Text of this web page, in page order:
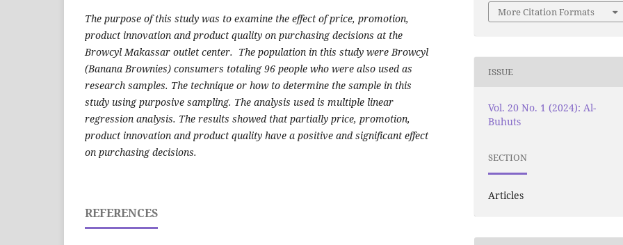
The purpose of this study was to examine the effect of price, promotion,
product innovation and product quality on purchasing decisions at the
Browcyl Makassar outlet center. The population in this study were Browcyl
(Banana Brownies) consumers totaling 96 people who were also used as
research samples. The technique or how to determine the sample in this
study using purposive sampling. The analysis used is multiple linear
regression analysis. The results showed that partially price, promotion,
product innovation and product quality have a positive and significant effect
on purchasing decisions.
REFERENCES
More Citation Formats
ISSUE
Vol. 20 No. 1 (2024): Al-
Buhuts
SECTION
Articles